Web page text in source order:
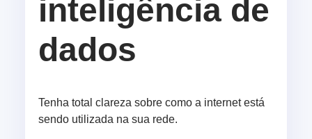
inteligência de
dados
Tenha total clareza sobre como a internet está
sendo utilizada na sua rede.